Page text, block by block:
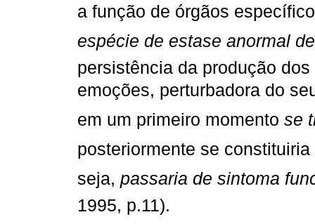
a função de órgãos
espécie de estase anormal de
persistência da produção
emoções, perturbadora do
em um primeiro momento se
posteriormente se
seja, passaria de sintoma
1995, p.11).